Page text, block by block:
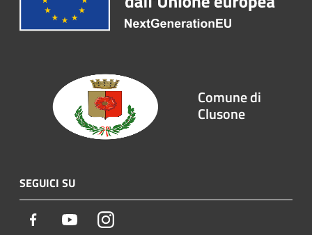
Comune di
Clusone
SEGUICI SU
Facebook YoutubeInstagram